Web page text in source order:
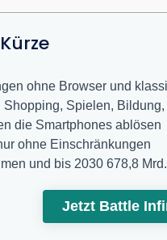
ohne Browser und
Shopping, Spielen,
die Smartphones ablösen
ohne Einschränkungen
und bis 2030 678,8
Jetzt Battle